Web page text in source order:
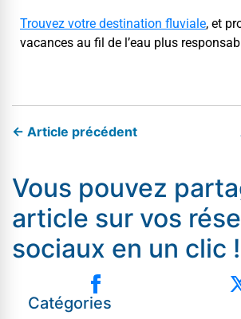
Trou­vez votre des­ti­na­tion flu­viale, et
vacances au fil de l’eau plus
← Article précédent
Vous pouvez
article sur vos
sociaux en un clic !
Catégories